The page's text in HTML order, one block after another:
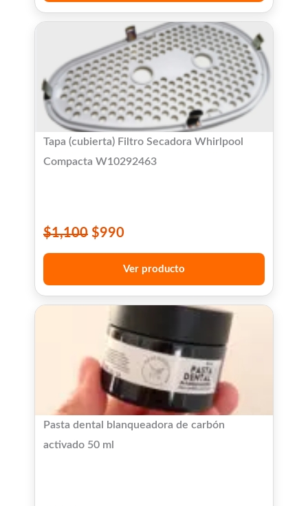
Tapa (cubierta) Filtro Secadora Whirlpool
Compacta W10292463
$1,100 $990
Ver producto
Pasta dental blanqueadora de carbón
activado 50 ml